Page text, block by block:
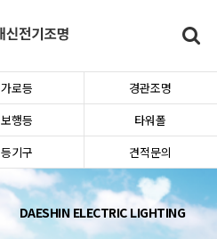
가로등
경관조명
보행등
타워폴
등기구 견적문의
DAESHIN ELECTRIC LIGHTING